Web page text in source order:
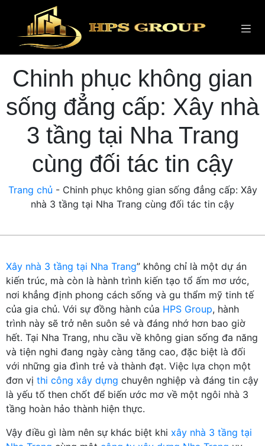
Chinh phục không gian
sống đẳng cấp: Xây nhà
3 tầng tại Nha Trang
cùng đối tác tin cậy
Trang chủ - Chinh phục không gian sống đẳng cấp: Xây
nhà 3 tầng tại Nha Trang cùng đối tác tin cậy
Xây nhà 3 tầng tại Nha Trang” không chỉ là một dự án
kiến trúc, mà còn là hành trình kiến tạo tổ ấm mơ ước,
nơi khẳng định phong cách sống và gu thẩm mỹ tinh tế
của gia chủ. Với sự đồng hành của HPS Group, hành
trình này sẽ trở nên suôn sẻ và đáng nhớ hơn bao giờ
hết. Tại Nha Trang, nhu cầu về không gian sống đa năng
và tiện nghi đang ngày càng tăng cao, đặc biệt là đối
với những gia đình trẻ và thành đạt. Việc lựa chọn một
đơn vị thi công xây dựng chuyên nghiệp và đáng tin cậy
là yếu tố then chốt để biến ước mơ về một ngôi nhà 3
tầng hoàn hảo thành hiện thực.
Vậy điều gì làm nên sự khác biệt khi xây nhà 3 tầng tại